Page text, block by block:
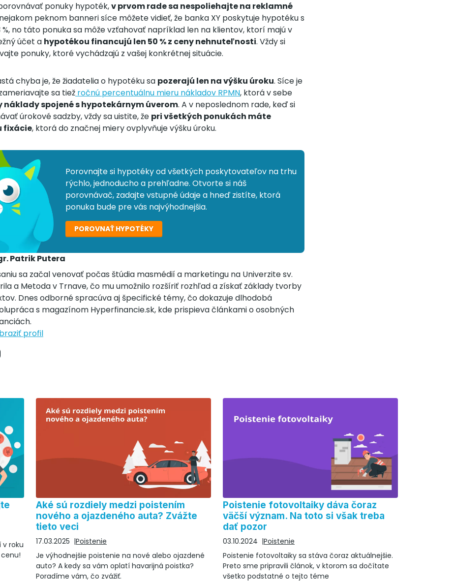
ponuky hypoték,v prvom rade sa nespoliehajte na reklamné
peknom banneri síce môžete vidieť, že banka XY poskytuje hypotéku s
%, no táto ponuka sa môže vzťahovať napríklad len na klientov, ktorí majú v
účet a hypotékou financujú len 50 % z ceny nehnuteľnosti. Vždy si
ponuky, ktoré vychádzajú z vašej konkrétnej situácie.
chyba je, že žiadatelia o hypotéku sa pozerajú len na výšku úroku. Síce je
sa tiež ročnú percentuálnu mieru nákladov RPMN, ktorá v sebe
náklady spojené s hypotekárnym úverom. A v neposlednom rade, keď si
úrokové sadzby, vždy sa uistite, že pri všetkých ponukách máte
fixácie, ktorá do značnej miery ovplyvňuje výšku úroku.
Porovnajte si hypotéky od všetkých poskytovateľov na trhu
rýchlo, jednoducho a prehľadne. Otvorte si náš
porovnávač, zadajte vstupné údaje a hneď zistíte, ktorá
ponuka bude pre vás najvýhodnejšia.
POROVNAŤ HYPOTÉKY
Patrik Putera
sa začal venovať počas štúdia masmédií a marketingu na Univerzite sv.
a Metoda v Trnave, čo mu umožnilo rozšíriť rozhľad a získať základy tvorby
Dnes odborné spracúva aj špecifické témy, čo dokazuje dlhodobá
s magazínom Hyperfinancie.sk, kde prispieva článkami o osobných
profil
roku
Aké sú rozdiely medzi poistením
nového a ojazdeného auta? Zvážte
tieto veci
17.03.2025
Poistenie
Je výhodnejšie poistenie na nové alebo ojazdené
auto? A kedy sa vám oplatí havarijná poistka?
Poradíme vám, čo zvážiť.
Poistenie fotovoltaiky dáva čoraz
väčší význam. Na toto si však treba
dať pozor
03.10.2024
Poistenie
Poistenie fotovoltaiky sa stáva čoraz aktuálnejšie.
Preto sme pripravili článok, v ktorom sa dočítate
všetko podstatné o tejto téme